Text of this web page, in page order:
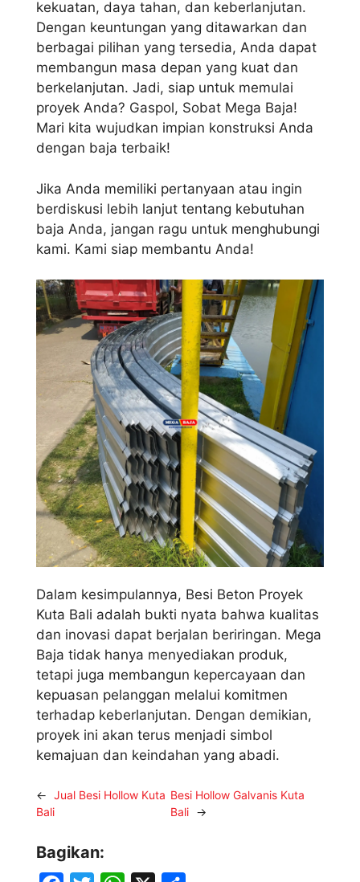
kekuatan, daya tahan, dan keberlanjutan.
Dengan keuntungan yang ditawarkan dan
berbagai pilihan yang tersedia, Anda dapat
membangun masa depan yang kuat dan
berkelanjutan. Jadi, siap untuk memulai
proyek Anda? Gaspol, Sobat Mega Baja!
Mari kita wujudkan impian konstruksi Anda
dengan baja terbaik!
Jika Anda memiliki pertanyaan atau ingin
berdiskusi lebih lanjut tentang kebutuhan
baja Anda, jangan ragu untuk menghubungi
kami. Kami siap membantu Anda!
Dalam kesimpulannya, Besi Beton Proyek
Kuta Bali adalah bukti nyata bahwa kualitas
dan inovasi dapat berjalan beriringan. Mega
Baja tidak hanya menyediakan produk,
tetapi juga membangun kepercayaan dan
kepuasan pelanggan melalui komitmen
terhadap keberlanjutan. Dengan demikian,
proyek ini akan terus menjadi simbol
kemajuan dan keindahan yang abadi.
← Jual Besi Hollow Kuta
Bali
Besi Hollow Galvanis Kuta
Bali
→
Bagikan: